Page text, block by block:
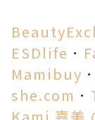
ESDlife ．
Mamibuy ．
she.com ．